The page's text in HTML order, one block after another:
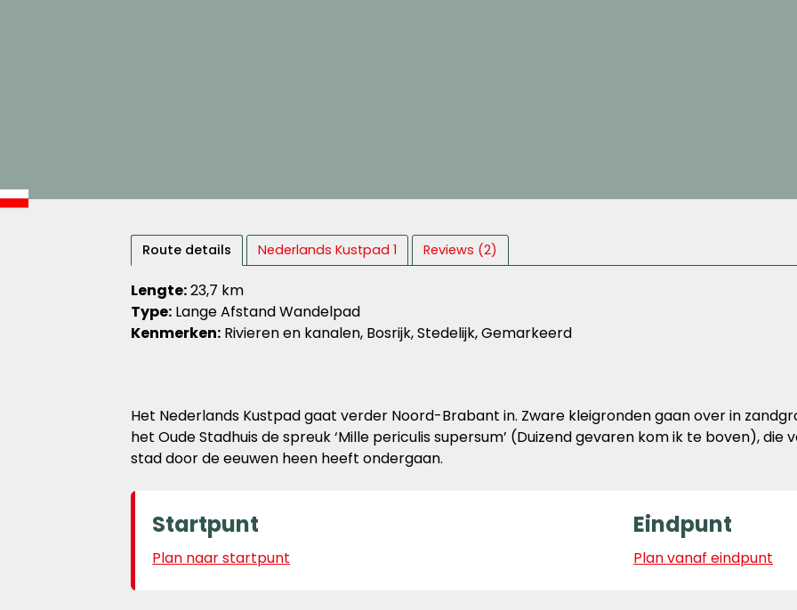
Route details Nederlands Kustpad 1 Reviews (2)
Lengte:23,7 km
Type: Lange Afstand Wandelpad
Kenmerken: Rivieren en kanalen, Bosrijk, Stedelijk, Gemarkeerd
Het Nederlands Kustpad gaat verder Noord-Brabant in. Zware kleigronden gaan over in
het Oude Stadhuis de spreuk ‘Mille periculis supersum’ (Duizend gevaren kom ik te boven),
stad door de eeuwen heen heeft ondergaan.
Startpunt
Plan naar startpunt
Eindpunt
Plan vanaf eindpunt